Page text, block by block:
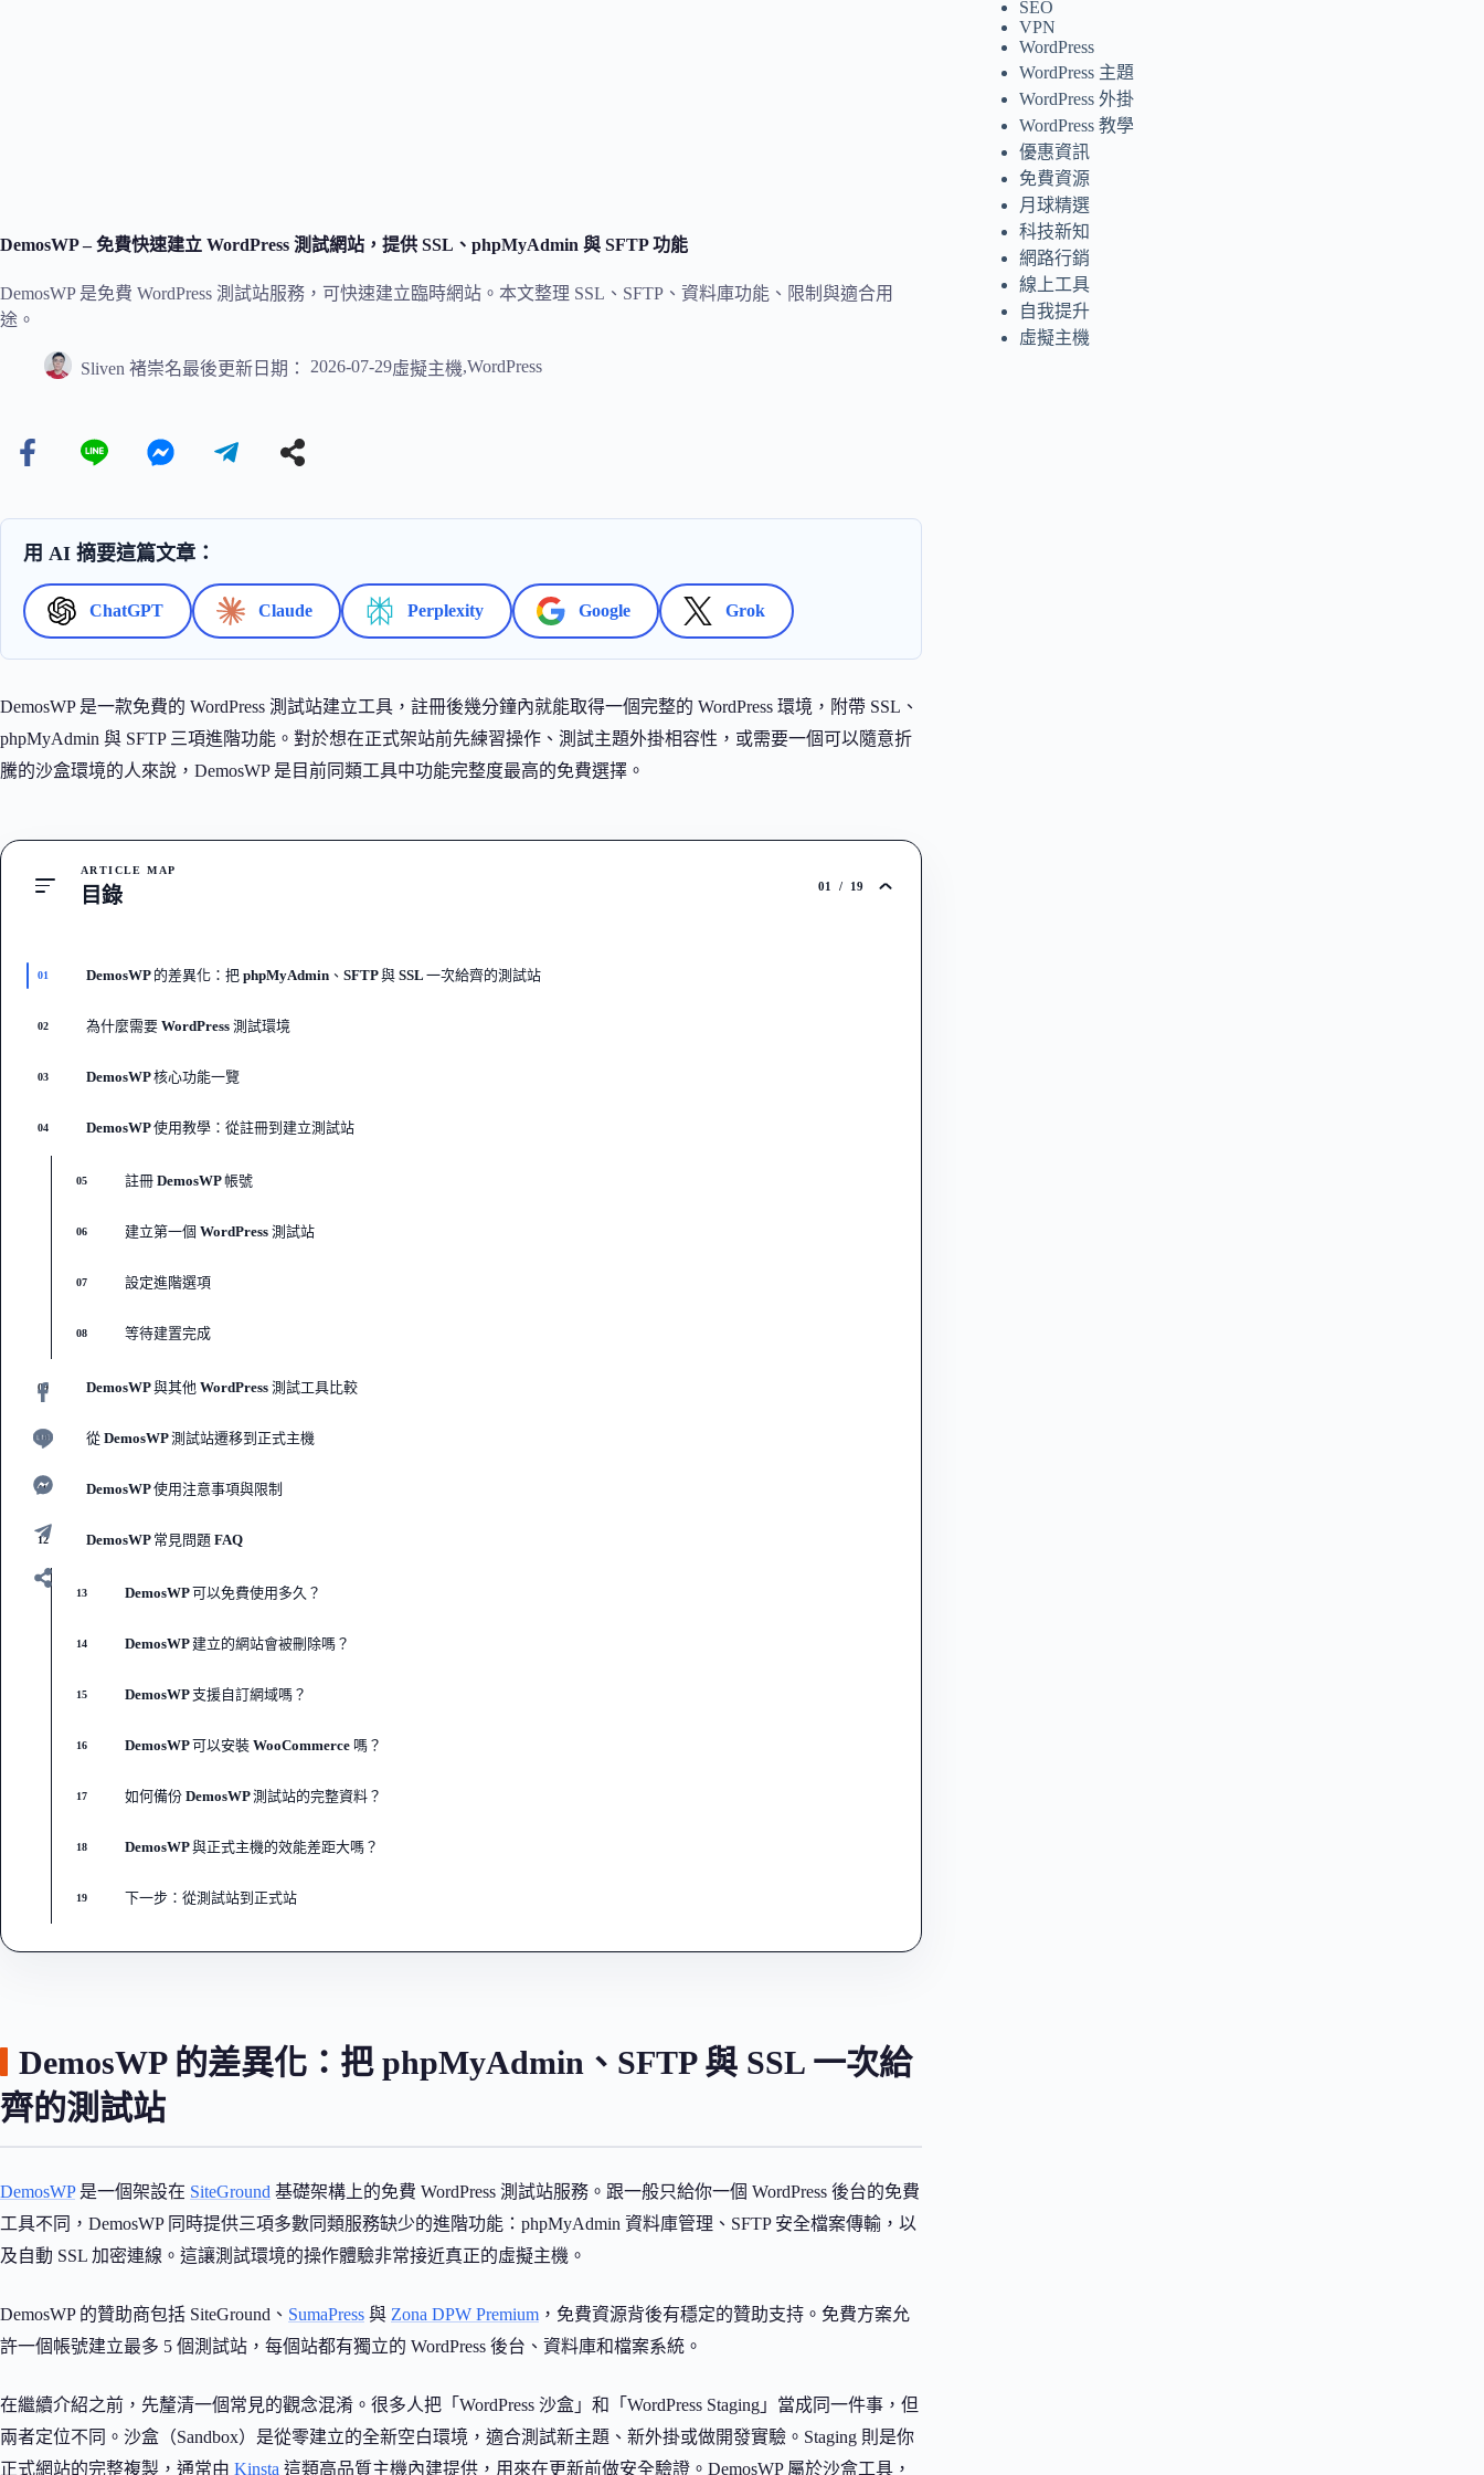
DemosWP – 免費快速建立 WordPress 測試網站，提供 SSL、phpMyAdmin 與 SFTP 功能
DemosWP 是免費 WordPress 測試站服務，可快速建立臨時網站。本文整理 SSL、SFTP、資料庫功能、限制與適合用
途。
Sliven 褚崇名最後更新日期： 2026-07-29虛擬主機,WordPress
用 AI 摘要這篇文章：
ChatGPT Claude Perplexity Google Grok
DemosWP 是一款免費的 WordPress 測試站建立工具，註冊後幾分鐘內就能取得一個完整的 WordPress 環境，附帶 SSL、
phpMyAdmin 與 SFTP 三項進階功能。對於想在正式架站前先練習操作、測試主題外掛相容性，或需要一個可以隨意折
騰的沙盒環境的人來說，DemosWP 是目前同類工具中功能完整度最高的免費選擇。
ARTICLE MAP
目錄 01 / 19
01 DemosWP 的差異化：把 phpMyAdmin、SFTP 與 SSL 一次給齊的測試站
02 為什麼需要 WordPress 測試環境
03 DemosWP 核心功能一覽
04 DemosWP 使用教學：從註冊到建立測試站
05 註冊 DemosWP 帳號
06 建立第一個 WordPress 測試站
07 設定進階選項
08 等待建置完成
09 DemosWP 與其他 WordPress 測試工具比較
10 從 DemosWP 測試站遷移到正式主機
11 DemosWP 使用注意事項與限制
12 DemosWP 常見問題 FAQ
13 DemosWP 可以免費使用多久？
14 DemosWP 建立的網站會被刪除嗎？
15 DemosWP 支援自訂網域嗎？
16 DemosWP 可以安裝 WooCommerce 嗎？
17 如何備份 DemosWP 測試站的完整資料？
18 DemosWP 與正式主機的效能差距大嗎？
19 下一步：從測試站到正式站
DemosWP 的差異化：把 phpMyAdmin、SFTP 與 SSL 一次給
齊的測試站
DemosWP是一個架設在 SiteGround 基礎架構上的免費 WordPress 測試站服務。跟一般只給你一個 WordPress 後台的免費
工具不同，DemosWP 同時提供三項多數同類服務缺少的進階功能：phpMyAdmin 資料庫管理、SFTP 安全檔案傳輸，以
及自動 SSL 加密連線。這讓測試環境的操作體驗非常接近真正的虛擬主機。
DemosWP 的贊助商包括 SiteGround、 SumaPress 與 Zona DPW Premium ，免費資源背後有穩定的贊助支持。免費方案允
許一個帳號建立最多 5 個測試站，每個站都有獨立的 WordPress 後台、資料庫和檔案系統。
在繼續介紹之前，先釐清一個常見的觀念混淆。很多人把「WordPress 沙盒」和「WordPress Staging」當成同一件事，但
兩者定位不同。沙盒（Sandbox）是從零建立的全新空白環境，適合測試新主題、新外掛或做開發實驗。Staging 則是你
正式網站的完整複製，通常由 Kinsta 這類高品質主機內建提供，用來在更新前做安全驗證。DemosWP 屬於沙盒工具，
SEO
VPN
WordPress
WordPress 主題
WordPress 外掛
WordPress 教學
優惠資訊
免費資源
月球精選
科技新知
網路行銷
線上工具
自我提升
虛擬主機